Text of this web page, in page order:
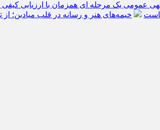
عمومی یک مرحله ای همزمان با ارزیابی
خیمه‌های هنر و رسانه در قلب میادین؛